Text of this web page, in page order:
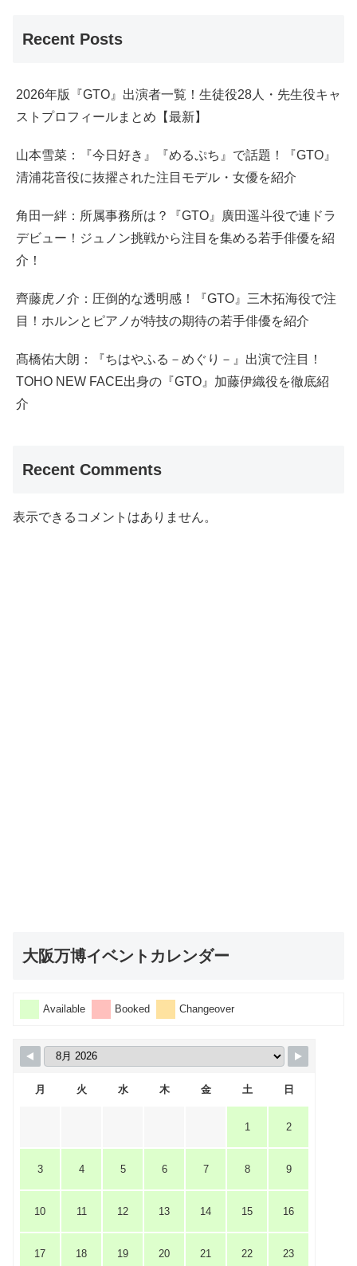
Recent Posts
2026年版『GTO』出演者一覧！生徒役28人・先生役キャ
ストプロフィールまとめ【最新】
山本雪菜：『今日好き』『めるぷち』で話題！『GTO』
清浦花音役に抜擢された注目モデル・女優を紹介
角田一絆：所属事務所は？『GTO』廣田遥斗役で連ドラ
デビュー！ジュノン挑戦から注目を集める若手俳優を紹
介！
齊藤虎ノ介：圧倒的な透明感！『GTO』三木拓海役で注
目！ホルンとピアノが特技の期待の若手俳優を紹介
髙橋佑大朗：『ちはやふる－めぐり－』出演で注目！
TOHO NEW FACE出身の『GTO』加藤伊織役を徹底紹
介
Recent Comments
表示できるコメントはありません。
大阪万博イベントカレンダー
Available Booked Changeover
月 火 水 木 金 土 日
1 2
3 4 5 6 7 8 9
10 11 12 13 14 15 16
17 18 19 20 21 22 23